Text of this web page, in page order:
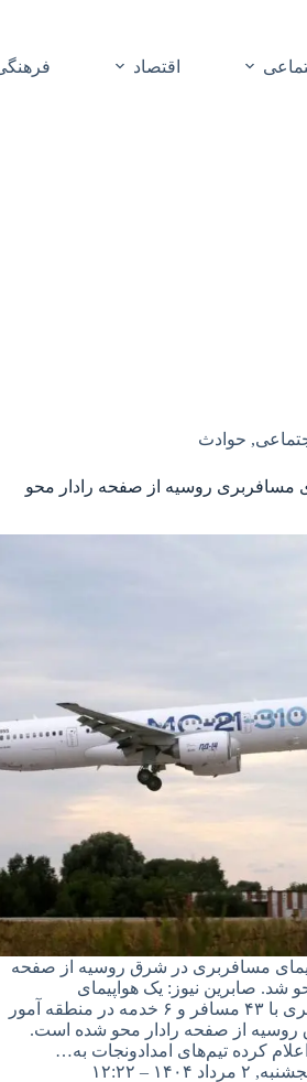
اقتصاد
, حوادث
مسافربری روسیه از صفحه رادار محو
مسافربری در شرق روسیه از صفحه
شد. صابرین نیوز: یک هواپیمای
مسافربری با ۴۳ مسافر و ۶ خدمه در منطقه آمور
از صفحه رادار محو شده است.
کرده تیم‌های امدادونجات به…
۲ مرداد ۱۴۰۴ – ۱۲:۲۲